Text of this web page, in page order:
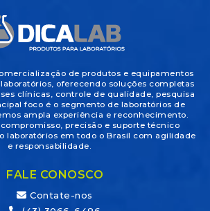
de produtos e equipamentos
oferecendo soluções completas
clínicas, controle de qualidade, pesquisa
foco é o segmento de laboratórios de
ampla experiência e reconhecimento.
precisão e suporte técnico
laboratórios em todo o Brasil com agilidade
e responsabilidade.
FALE CONOSCO
Contate-nos